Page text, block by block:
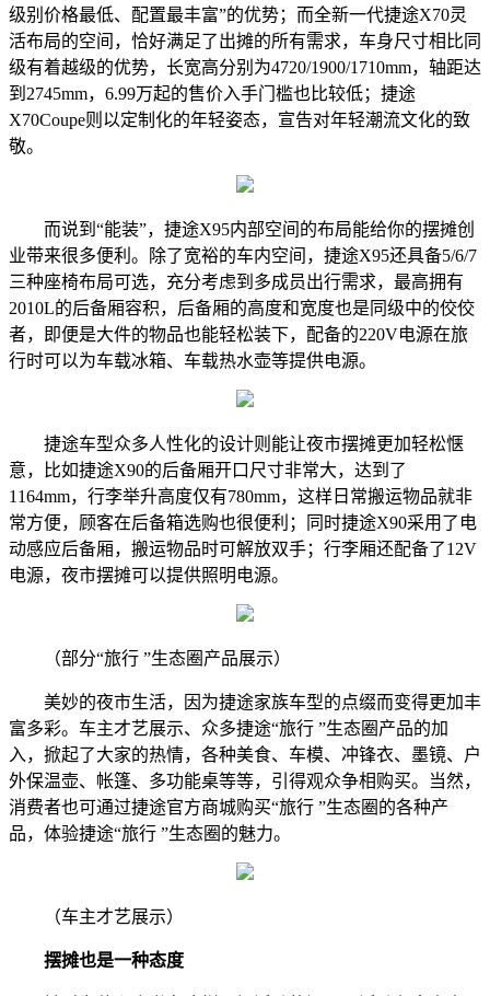
级别价格最低、配置最丰富”的优势；而全新一代捷途X70灵
活布局的空间，恰好满足了出摊的所有需求，车身尺寸相比同
级有着越级的优势，长宽高分别为4720/1900/1710mm，轴距达
到2745mm，6.99万起的售价入手门槛也比较低；捷途
X70Coupe则以定制化的年轻姿态，宣告对年轻潮流文化的致
敬。
而说到“能装”，捷途X95内部空间的布局能给你的摆摊创
业带来很多便利。除了宽裕的车内空间，捷途X95还具备5/6/7
三种座椅布局可选，充分考虑到多成员出行需求，最高拥有
2010L的后备厢容积，后备厢的高度和宽度也是同级中的佼佼
者，即便是大件的物品也能轻松装下，配备的220V电源在旅
行时可以为车载冰箱、车载热水壶等提供电源。
捷途车型众多人性化的设计则能让夜市摆摊更加轻松惬
意，比如捷途X90的后备厢开口尺寸非常大，达到了
1164mm，行李举升高度仅有780mm，这样日常搬运物品就非
常方便，顾客在后备箱选购也很便利；同时捷途X90采用了电
动感应后备厢，搬运物品时可解放双手；行李厢还配备了12V
电源，夜市摆摊可以提供照明电源。
（部分“旅行 ”生态圈产品展示）
美妙的夜市生活，因为捷途家族车型的点缀而变得更加丰
富多彩。车主才艺展示、众多捷途“旅行 ”生态圈产品的加
入，掀起了大家的热情，各种美食、车模、冲锋衣、墨镜、户
外保温壶、帐篷、多功能桌等等，引得观众争相购买。当然，
消费者也可通过捷途官方商城购买“旅行 ”生态圈的各种产
品，体验捷途“旅行 ”生态圈的魅力。
（车主才艺展示）
摆摊也是一种态度